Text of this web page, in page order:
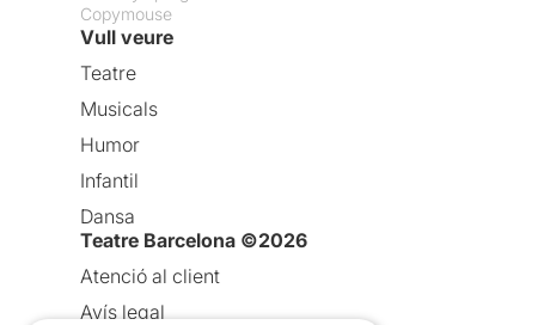
Copymouse
Vull veure
Teatre
Musicals
Humor
Infantil
Dansa
Teatre Barcelona ©2026
Atenció al client
Avís legal